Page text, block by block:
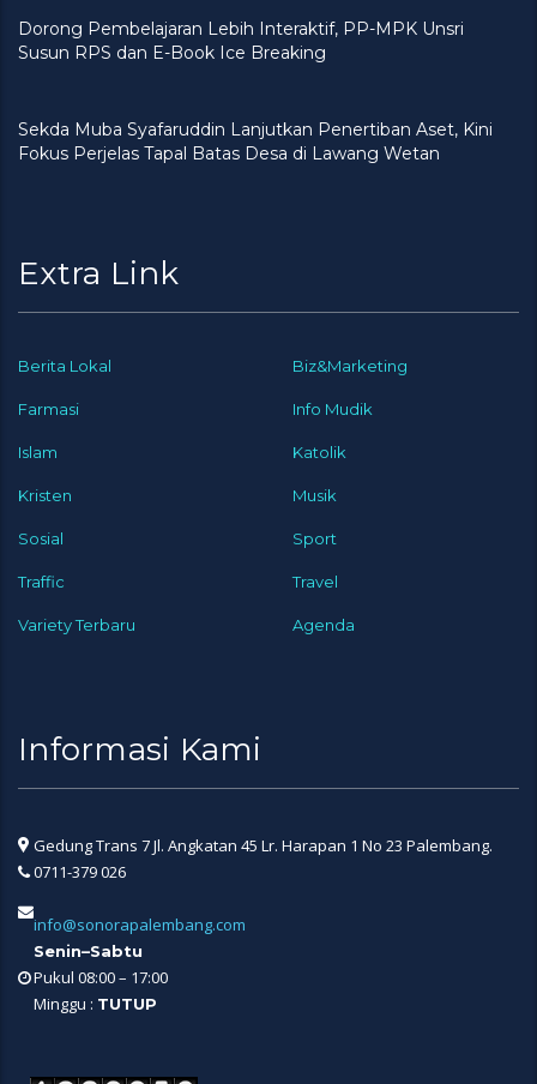
Dorong Pembelajaran Lebih Interaktif, PP-MPK Unsri
Susun RPS dan E-Book Ice Breaking
Sekda Muba Syafaruddin Lanjutkan Penertiban Aset, Kini
Fokus Perjelas Tapal Batas Desa di Lawang Wetan
Extra Link
Berita Lokal Biz&Marketing
Farmasi Info Mudik
Islam Katolik
Kristen Musik
Sosial Sport
Traffic Travel
Variety Terbaru Agenda
Informasi Kami
Gedung Trans 7 Jl. Angkatan 45 Lr. Harapan 1 No 23 Palembang.
0711-379 026
info@sonorapalembang.com
Senin–Sabtu
Pukul 08:00 – 17:00
Minggu : TUTUP